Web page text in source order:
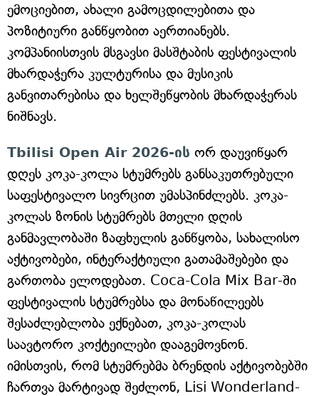
ემოციებით, ახალი გამოცდილებითა და
პოზიტიური განწყობით აერთიანებს.
კომპანიისთვის მსგავსი მასშტაბის ფესტივალის
მხარდაჭერა კულტურისა და მუსიკის
განვითარებისა და ხელშეწყობის მხარდაჭერას
ნიშნავს.
Tbilisi Open Air 2026-ის ორ დაუვიწყარ
დღეს კოკა-კოლა სტუმრებს განსაკუთრებული
საფესტივალო სივრცით უმასპინძლებს. კოკა-
კოლას ზონის სტუმრებს მთელი დღის
განმავლობაში ზაფხულის განწყობა, სახალისო
აქტივობები, ინტერაქტიული გათამაშებები და
გართობა ელოდებათ. Coca-Cola Mix Bar-ში
ფესტივალის სტუმრებსა და მონაწილეებს
შესაძლებლობა ექნებათ, კოკა-კოლას
საავტორო კოქტეილები დააგემოვნონ.
იმისთვის, რომ სტუმრებმა ბრენდის აქტივობებში
ჩართვა მარტივად შეძლონ, Lisi Wonderland-